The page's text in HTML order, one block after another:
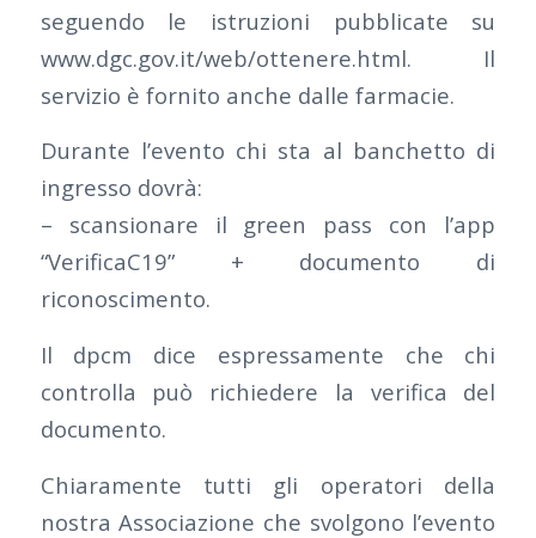
seguendo le istruzioni pubblicate su
www.dgc.gov.it/web/ottenere.html. Il
servizio è fornito anche dalle farmacie.
Durante l’evento chi sta al banchetto di
ingresso dovrà:
– scansionare il green pass con l’app
“VerificaC19” + documento di
riconoscimento.
Il dpcm dice espressamente che chi
controlla può richiedere la verifica del
documento.
Chiaramente tutti gli operatori della
nostra Associazione che svolgono l’evento